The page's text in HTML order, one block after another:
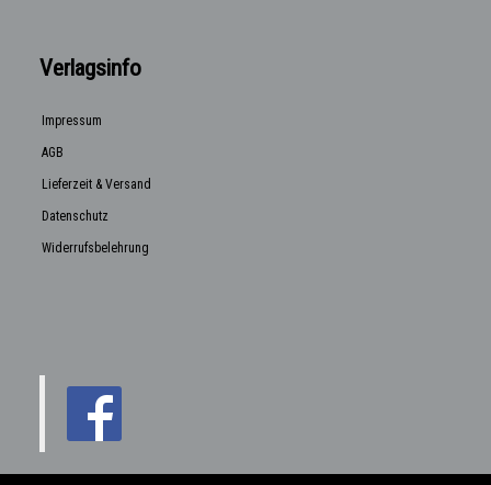
Verlagsinfo
Impressum
AGB
Lieferzeit & Versand
Datenschutz
Widerrufsbelehrung